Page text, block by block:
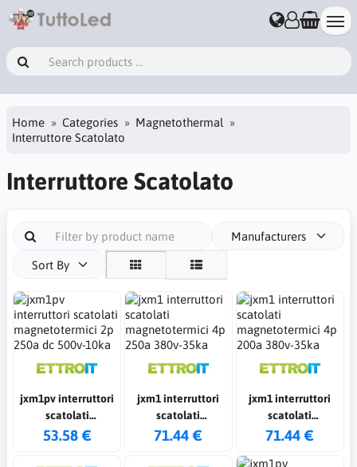
Home Categories
Magnetothermal
Interruttore Scatolato
Interruttore Scatolato
Manufacturers
Sort By
jxm1pv interruttori
scatolati
magnetotermici 2p
53.58 €
jxm1 interruttori
scatolati
magnetotermici 4p
71.44 €
jxm1 interruttori
scatolati
magnetotermici 4p
71.44 €